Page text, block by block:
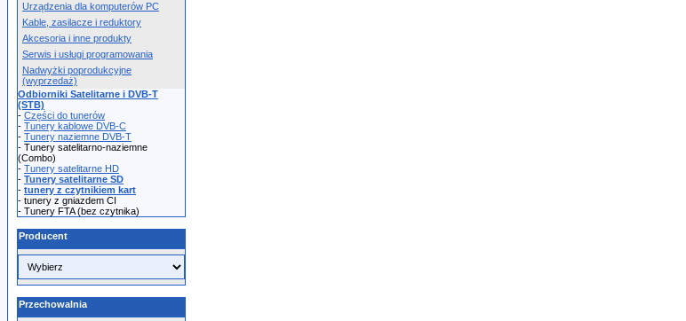
Urządzenia dla komputerów PC
Kable, zasilacze i reduktory
Akcesoria i inne produkty
Serwis i usługi programowania
Nadwyżki poprodukcyjne
(wyprzedaż)
Odbiorniki Satelitarne i DVB-T
(STB)
- Części do tunerów
- Tunery kablowe DVB-C
- Tunery naziemne DVB-T
- Tunery satelitarno-naziemne
(Combo)
- Tunery satelitarne HD
- Tunery satelitarne SD
- tunery z czytnikiem kart
- tunery z gniazdem CI
- Tunery FTA (bez czytnika)
Producent
Przechowalnia